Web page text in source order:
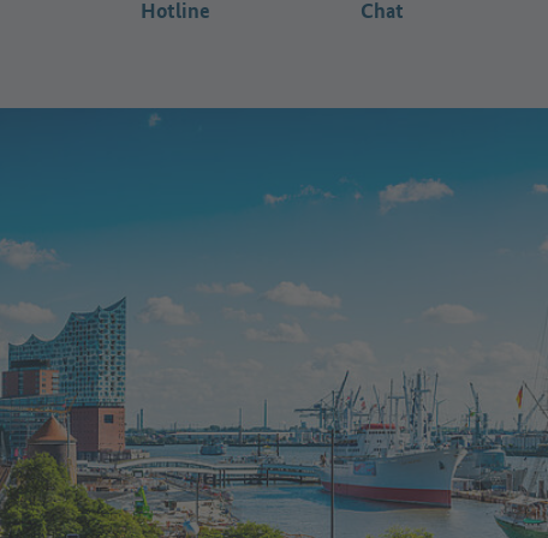
Hotline Chat